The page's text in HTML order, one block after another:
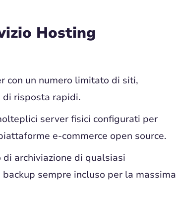
Hosting
con un numero limitato di siti,
risposta rapidi.
server fisici configurati per
e-commerce open source.
di archiviazione di qualsiasi
sempre incluso per la massima